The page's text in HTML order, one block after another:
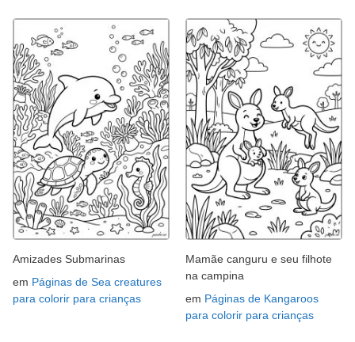
Amizades Submarinas
em Páginas de Sea creatures
para colorir para crianças
Mamãe canguru e seu filhote
na campina
em Páginas de Kangaroos
para colorir para crianças